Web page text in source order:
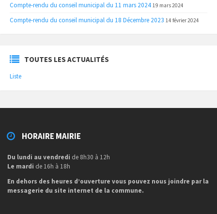
Compte-rendu du conseil municipal du 11 mars 2024 19 mars 2024
Compte-rendu du conseil municipal du 18 Décembre 2023 14 février 2024
TOUTES LES ACTUALITÉS
Liste
HORAIRE MAIRIE
Du lundi au vendredi de 8h30 à 12h
Le mardi de 16h à 18h
En dehors des heures d’ouverture vous pouvez nous joindre par la
messagerie du site internet de la commune.